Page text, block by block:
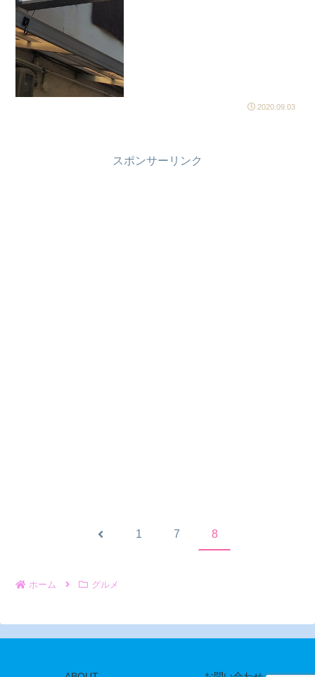
2020.09.03
スポンサーリンク
前 1 7 8
ホーム グルメ